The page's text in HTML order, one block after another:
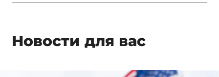
Новости для вас